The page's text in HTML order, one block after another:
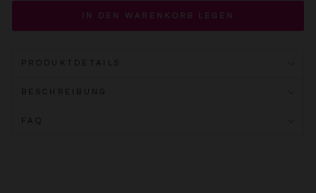
IN DEN WARENKORB LEGEN
PRODUKTDETAILS
BESCHREIBUNG
FAQ